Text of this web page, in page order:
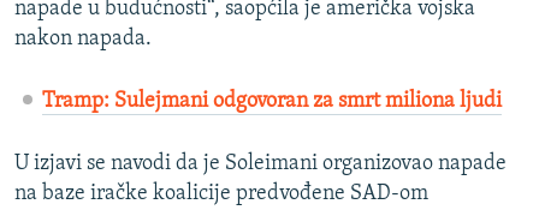
napade u budućnosti“, saopćila je američka vojska
nakon napada.
Tramp: Sulejmani odgovoran za smrt miliona ljudi
U izjavi se navodi da je Soleimani organizovao napade
na baze iračke koalicije predvođene SAD-om